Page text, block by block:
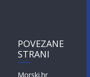
POVEZANE
STRANI
Morski.hr